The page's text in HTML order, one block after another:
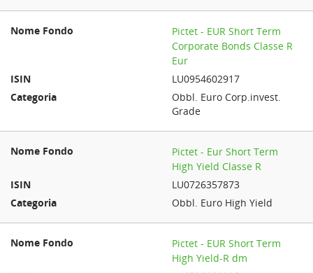
Pictet - EUR Short Term
Corporate Bonds Classe R
Eur
LU0954602917
Obbl. Euro Corp.invest.
Grade
Pictet - Eur Short Term
High Yield Classe R
LU0726357873
Obbl. Euro High Yield
Pictet - EUR Short Term
High Yield-R dm